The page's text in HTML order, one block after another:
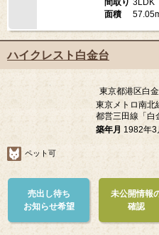
間取り 3LDK
面積
ハイクレスト白金台
東京都港区白
東京メトロ南北
都営三田線「白
築年月 1982年3
ペット可
売出し待ち
お知らせ希望
未公開情報
確認